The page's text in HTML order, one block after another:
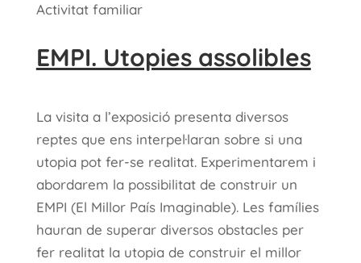
Activitat familiar
EMPI. Utopies assolibles
La visita a l’exposició presenta diversos
reptes que ens interpel·laran sobre si una
utopia pot fer-se realitat. Experimentarem i
abordarem la possibilitat de construir un
EMPI (El Millor País Imaginable). Les famílies
hauran de superar diversos obstacles per
fer realitat la utopia de construir el millor